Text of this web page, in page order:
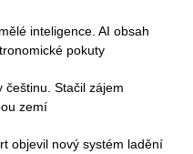
inteligence. AI obsah
pokuty
češtinu. Stačil zájem
zemí
objevil nový systém ladění